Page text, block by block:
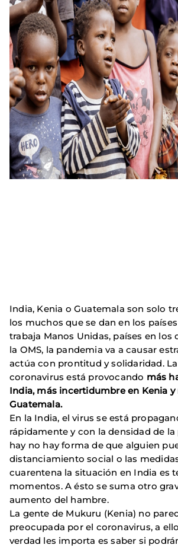
India, Kenia o Guatemala son solo
los muchos que se dan en los
trabaja Manos Unidas, países en los
la OMS, la pandemia va a causar
actúa con prontitud y solidaridad.
coronavirus está provocando más
India, más incertidumbre en Kenia
Guatemala.
En la India, el virus se está
rápidamente y con la densidad de
hay no hay forma de que alguien
distanciamiento social o las
cuarentena la situación en India es
momentos. A ésto se suma otro
aumento del hambre.
La gente de Mukuru (Kenia) no
preocupada por el coronavirus, a
verdad les importa es saber si